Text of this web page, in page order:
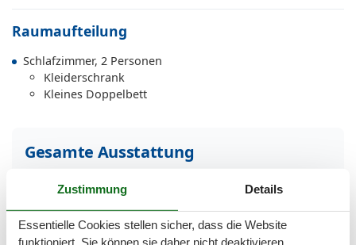
Raumaufteilung
Schlafzimmer, 2 Personen
Kleiderschrank
Kleines Doppelbett
Gesamte Ausstattung
Anzahl der Duschen
1
Badezimmerfenster
Dusche
Zustimmung Details
Essentielle Cookies stellen sicher, dass die Website
funktioniert, Sie können sie daher nicht deaktivieren.